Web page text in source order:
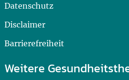
Datenschutz
Disclaimer
Barrierefreiheit
Weitere